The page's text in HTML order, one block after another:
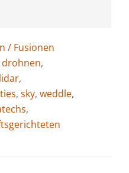
/ Fusionen
drohnen,
lidar,
, sky, weddle,
,